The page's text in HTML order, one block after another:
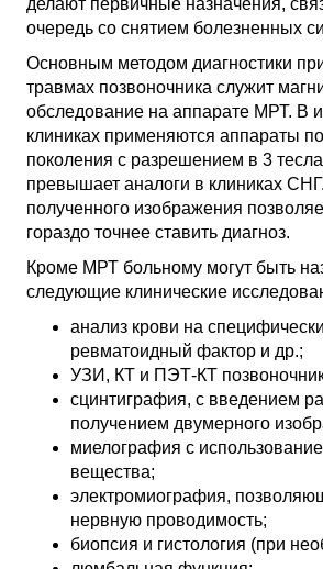
делают первичные назначения,
очередь со снятием болезненных
Основным методом диагностики
травмах позвоночника служит
обследование на аппарате МРТ. В
клиниках применяются аппараты
поколения с разрешением в 3
превышает аналоги в клиниках
полученного изображения
гораздо точнее ставить диагноз.
Кроме МРТ больному могут быть
следующие клинические
анализ крови на
ревматоидный фактор и др.;
УЗИ, КТ и ПЭТ-КТ
сцинтиграфия, с введением
получением двумерного
миелография с
вещества;
электромиография,
нервную проводимость;
биопсия и гистология (при